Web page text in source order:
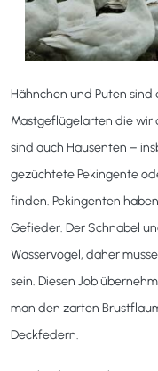
Hähnchen und Puten
Mastgeflügelarten die wir
sind auch Hausenten –
gezüchtete Pekingente
finden. Pekingenten
Gefieder. Der Schnabel
Wasservögel, daher
sein. Diesen Job
man den zarten
Deckfedern.